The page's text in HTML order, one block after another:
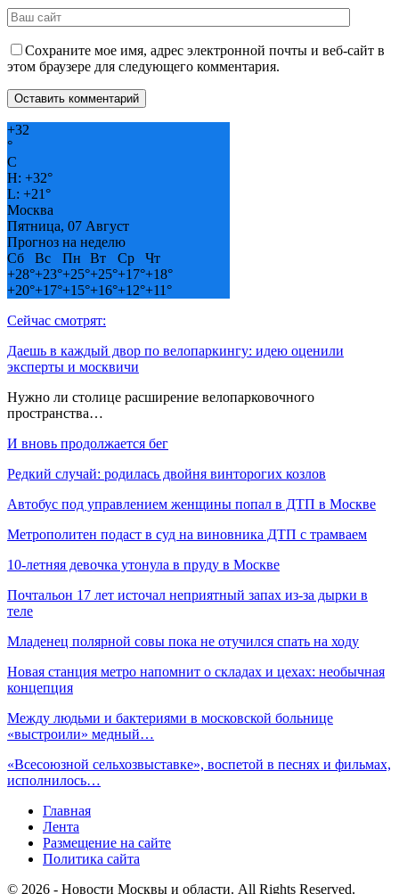
Сохраните мое имя, адрес электронной почты и веб-сайт в
этом браузере для следующего комментария.
+32
°
C
H: +32°
L: +21°
Москва
Пятница, 07 Август
Прогноз на неделю
Сб
Вс Пн Вт Ср
Чт
+28°+23°+25°+25°+17°+18°
+20°+17°+15°+16°+12°+11°
Сейчас смотрят:
Даешь в каждый двор по велопаркингу: идею оценили
эксперты и москвичи
Нужно ли столице расширение велопарковочного
пространства…
И вновь продолжается бег
Редкий случай: родилась двойня винторогих козлов
Автобус под управлением женщины попал в ДТП в Москве
Метрополитен подаст в суд на виновника ДТП с трамваем
10-летняя девочка утонула в пруду в Москве
Почтальон 17 лет источал неприятный запах из-за дырки в
теле
Младенец полярной совы пока не отучился спать на ходу
Новая станция метро напомнит о складах и цехах: необычная
концепция
Между людьми и бактериями в московской больнице
«выстроили» медный…
«Всесоюзной сельхозвыставке», воспетой в песнях и фильмах,
исполнилось…
Главная
Лента
Размещение на сайте
Политика сайта
© 2026 - Новости Москвы и области. All Rights Reserved.